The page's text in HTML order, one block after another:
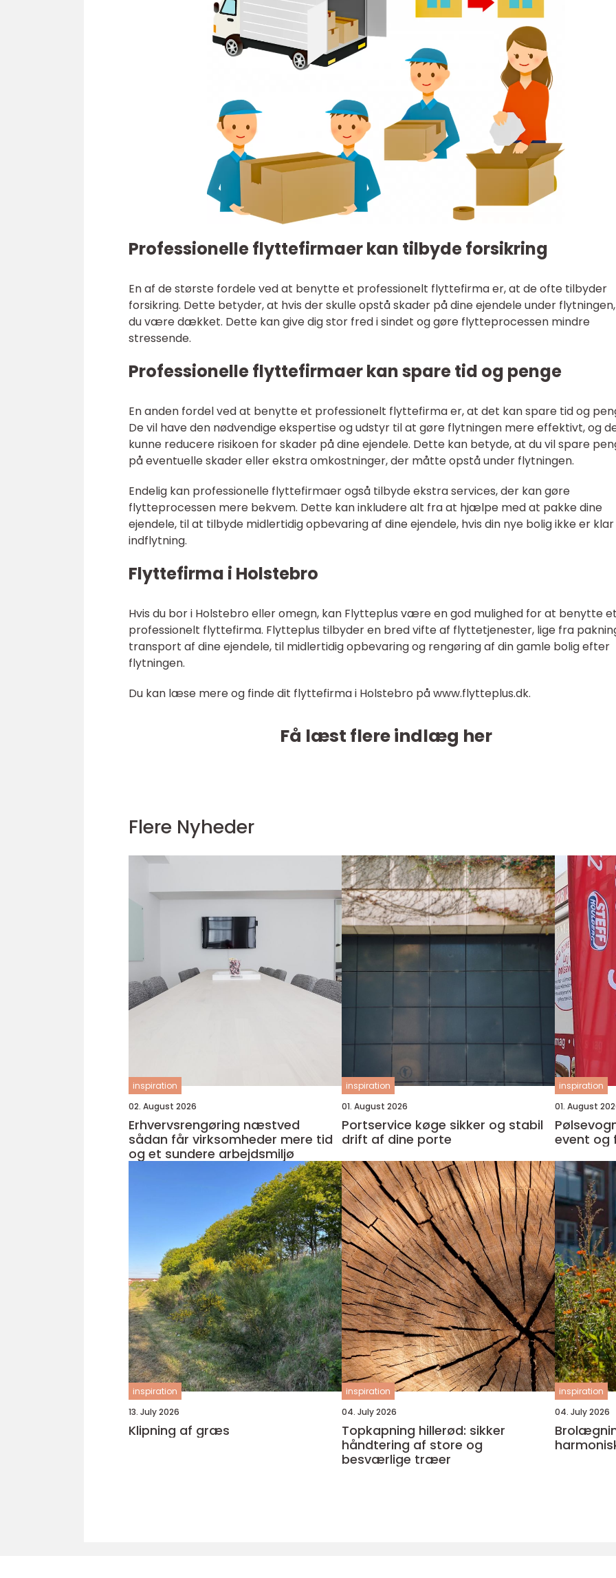
Professionelle flyttefirmaer kan tilbyde forsikring
En af de største fordele ved at benytte et professionelt flyttefirma er, at de ofte tilbyder
forsikring. Dette betyder, at hvis der skulle opstå skader på dine ejendele under
du være dækket. Dette kan give dig stor fred i sindet og gøre flytteprocessen mindre
stressende.
Professionelle flyttefirmaer kan spare tid og penge
En anden fordel ved at benytte et professionelt flyttefirma er, at det kan spare tid og
De vil have den nødvendige ekspertise og udstyr til at gøre flytningen mere effektivt, og
kunne reducere risikoen for skader på dine ejendele. Dette kan betyde, at du vil spare
på eventuelle skader eller ekstra omkostninger, der måtte opstå under flytningen.
Endelig kan professionelle flyttefirmaer også tilbyde ekstra services, der kan gøre
flytteprocessen mere bekvem. Dette kan inkludere alt fra at hjælpe med at pakke dine
ejendele, til at tilbyde midlertidig opbevaring af dine ejendele, hvis din nye bolig ikke er
indflytning.
Flyttefirma i Holstebro
Hvis du bor i Holstebro eller omegn, kan Flytteplus være en god mulighed for at benytte
professionelt flyttefirma. Flytteplus tilbyder en bred vifte af flyttetjenester, lige fra
transport af dine ejendele, til midlertidig opbevaring og rengøring af din gamle bolig efter
flytningen.
Du kan læse mere og finde dit flyttefirma i Holstebro på www.flytteplus.dk.
Få læst flere indlæg her
Flere Nyheder
inspiration
02. August 2026
Erhvervsrengøring næstved
sådan får virksomheder mere tid
og et sundere arbejdsmiljø
inspiration
01. August 2026
Portservice køge sikker og stabil
drift af dine porte
inspiration
01. August
event og
inspiration
13. July 2026
Klipning af græs
inspiration
04. July 2026
Topkapning hillerød: sikker
håndtering af store og
besværlige træer
inspiration
04. July 2026
Brolægning